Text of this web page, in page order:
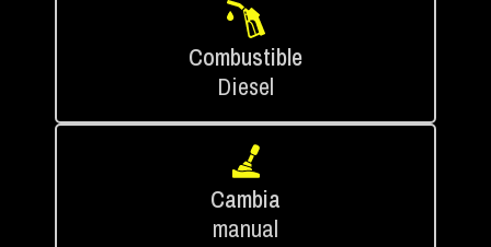
Combustible
Diesel
Cambia
manual